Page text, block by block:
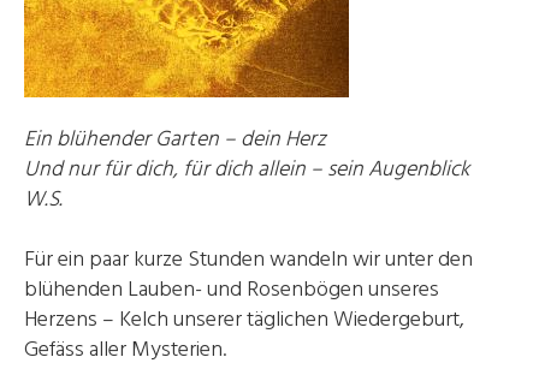
Ein blühender Garten – dein Herz
Und nur für dich, für dich allein – sein Augenblick
W.S.
Für ein paar kurze Stunden wandeln wir unter den
blühenden Lauben- und Rosenbögen unseres
Herzens – Kelch unserer täglichen Wiedergeburt,
Gefäss aller Mysterien.